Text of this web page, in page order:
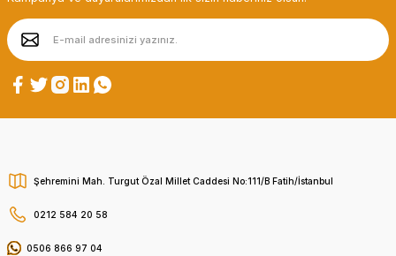
Şehremini Mah. Turgut Özal Millet Caddesi No:111/B Fatih/İstanbul
0212 584 20 58
0506 866 97 04